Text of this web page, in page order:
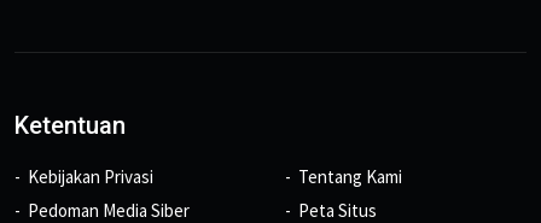
Ketentuan
Kebijakan Privasi
Pedoman Media Siber
Tentang Kami
Peta Situs